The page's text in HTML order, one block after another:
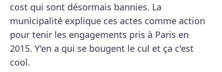
cost qui sont désormais bannies. La
municipalité explique ces actes comme action
pour tenir les engagements pris à Paris en
2015. Y'en a qui se bougent le cul et ça c'est
cool.